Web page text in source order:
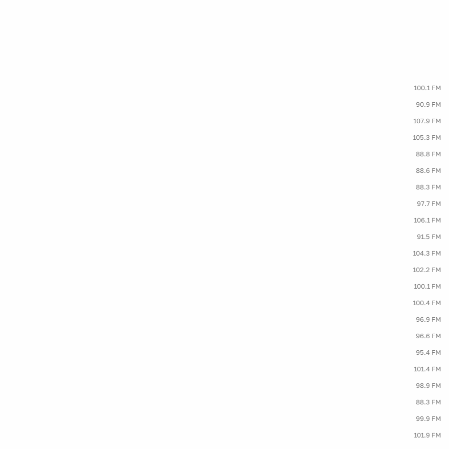
100.1 FM
90.9 FM
107.9 FM
105.3 FM
88.8 FM
88.6 FM
88.3 FM
97.7 FM
106.1 FM
91.5 FM
104.3 FM
102.2 FM
100.1 FM
100.4 FM
96.9 FM
96.6 FM
95.4 FM
101.4 FM
98.9 FM
88.3 FM
99.9 FM
101.9 FM